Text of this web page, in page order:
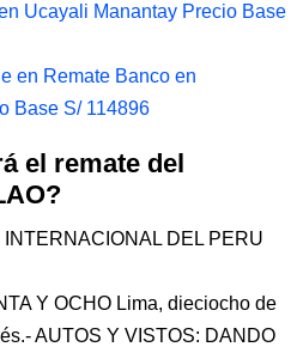
Ucayali Manantay Precio Base
en Remate Banco en
Base S/ 114896
el remate del
DEL PERU
Y OCHO Lima, dieciocho de
AUTOS Y VISTOS: DANDO